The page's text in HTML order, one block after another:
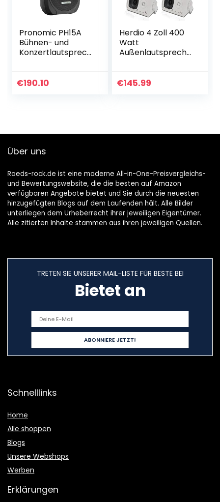
Pronomic PH15A
Bühnen- und
Konzertlautsprech
Aktive ABS PA-Box,
€190.10
Herdio 4 Zoll 400
Watt
Außenlautspreche
Outdoor Indoor
€145.99
Über uns
Roeds-rock.de ist eine moderne All-in-One-Preisvergleichs-
und Bewertungswebsite, die die besten auf Amazon
verfügbaren Angebote bietet und Sie durch die neuesten
hinzugefügten Blogs auf dem Laufenden hält. Alle Bilder
unterliegen dem Urheberrecht ihrer jeweiligen Eigentümer.
Alle zitierten Inhalte stammen aus ihren jeweiligen Quellen.
TRETEN SIE UNSERER MAIL-LISTE FÜR BESTE BEI
Bietet an
Schnelllinks
Home
Alle shoppen
Blogs
Unsere Webshops
Werben
Erklärungen